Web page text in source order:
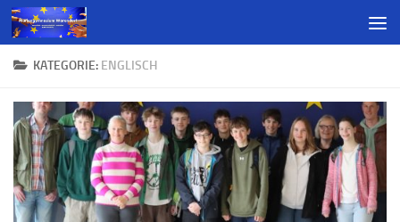
KATEGORIE: ENGLISCH